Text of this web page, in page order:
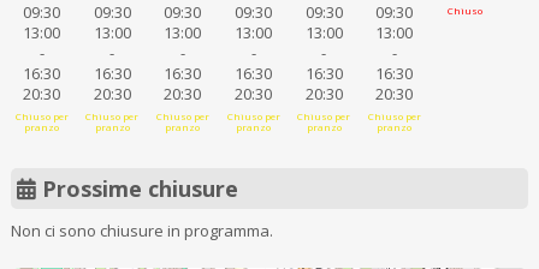
09:30
13:00
-
16:30
20:30
Chiuso per
pranzo
09:30
13:00
-
16:30
20:30
Chiuso per
pranzo
09:30
13:00
-
16:30
20:30
Chiuso per
pranzo
09:30
13:00
-
16:30
20:30
Chiuso per
pranzo
09:30
13:00
-
16:30
20:30
Chiuso per
pranzo
09:30
13:00
-
16:30
20:30
Chiuso per
pranzo
Chiuso
Prossime chiusure
Non ci sono chiusure in programma.